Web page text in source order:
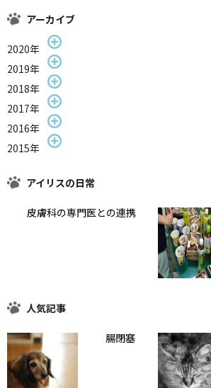
アーカイブ
2020年
2019年
2018年
2017年
2016年
2015年
アイリスの日常
皮膚科の専門医との連携
人気記事
腸閉塞